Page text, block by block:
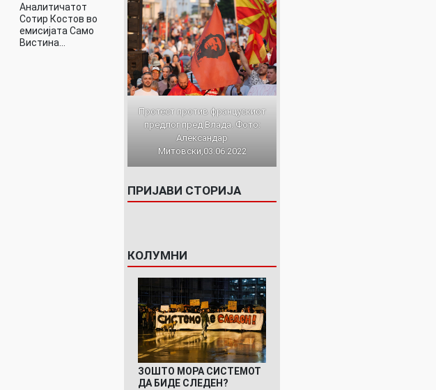
Аналитичатот
Сотир Костов во
емисијата Само
Вистина…
Протест против францускиот
предлог пред Влада. Фото:
Александар
Митовски,03.06.2022
ПРИЈАВИ СТОРИЈА
КОЛУМНИ
ЗОШТО МОРА СИСТЕМОТ
ДА БИДЕ СЛЕДЕН?